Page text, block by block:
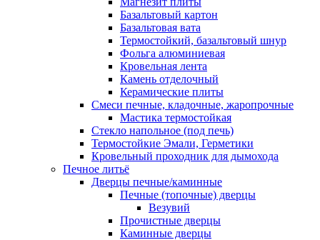
Базальтовый картон
Базальтовая вата
Термостойкий, базальтовый шнур
Фольга алюминиевая
Кровельная лента
Камень отделочный
Керамические плиты
Смеси печные, кладочные, жаропрочные
Мастика термостойкая
Стекло напольное (под печь)
Термостойкие Эмали, Герметики
Кровельный проходник для дымохода
Печное литьё
Дверцы печные/каминные
Печные (топочные) дверцы
Везувий
Прочистные дверцы
Каминные дверцы